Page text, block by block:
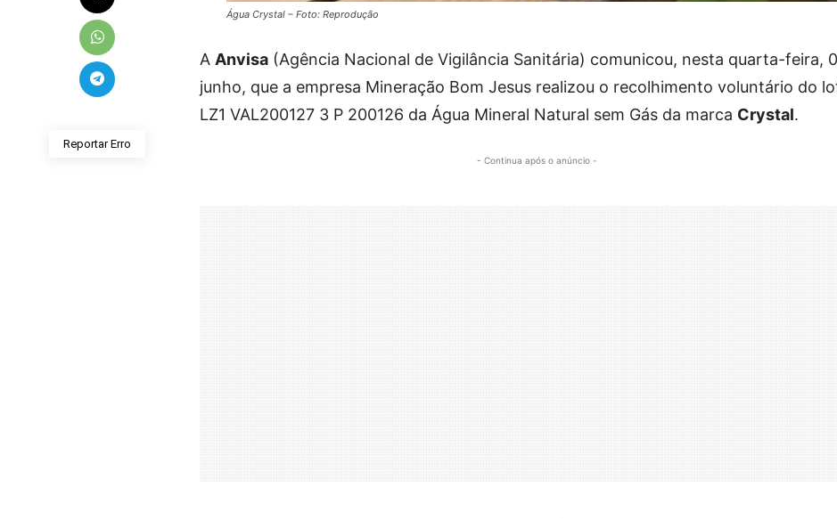
Reportar Erro
Água Crystal – Foto: Reprodução
A Anvisa (Agência Nacional de Vigilância Sanitária) comunicou, nesta quarta-feira,
junho, que a empresa Mineração Bom Jesus realizou o recolhimento voluntário do
LZ1 VAL200127 3 P 200126 da Água Mineral Natural sem Gás da marca Crystal.
- Continua após o anúncio -